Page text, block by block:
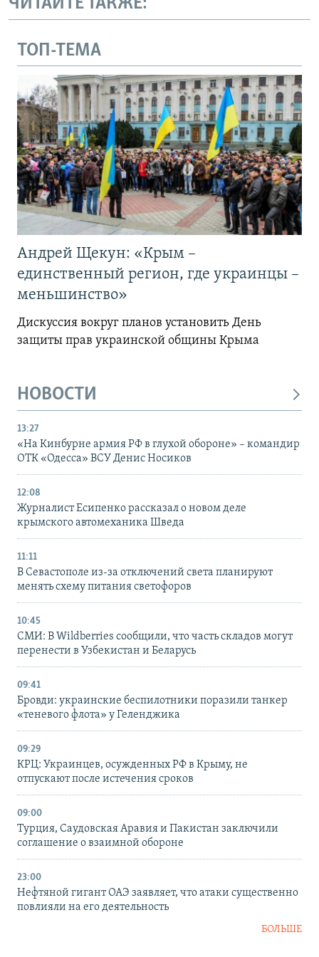
ЧИТАЙТЕ ТАКЖЕ:
ТОП-ТЕМА
Андрей Щекун: «Крым –
единственный регион, где украинцы –
меньшинство»
Дискуссия вокруг планов установить День
защиты прав украинской общины Крыма
НОВОСТИ
13:27
«На Кинбурне армия РФ в глухой обороне» – командир
ОТК «Одесса» ВСУ Денис Носиков
12:08
Журналист Есипенко рассказал о новом деле
крымского автомеханика Шведа
11:11
В Севастополе из-за отключений света планируют
менять схему питания светофоров
10:45
СМИ: В Wildberries сообщили, что часть складов могут
перенести в Узбекистан и Беларусь
09:41
Бровди: украинские беспилотники поразили танкер
«теневого флота» у Геленджика
09:29
КРЦ: Украинцев, осужденных РФ в Крыму, не
отпускают после истечения сроков
09:00
Турция, Саудовская Аравия и Пакистан заключили
соглашение о взаимной обороне
23:00
Нефтяной гигант ОАЭ заявляет, что атаки существенно
повлияли на его деятельность
БОЛЬШЕ